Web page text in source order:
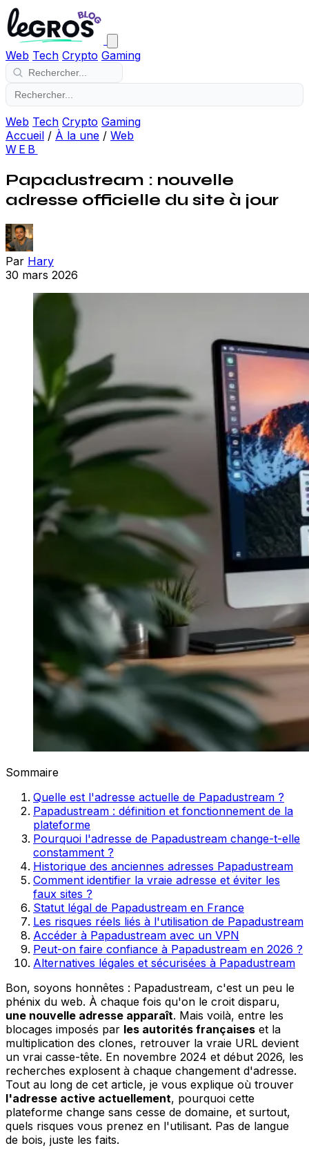
Web Tech Crypto Gaming
Web Tech Crypto Gaming
Accueil / À la une / Web
WEB
Papadustream : nouvelle
adresse officielle du site à jour
Par Hary
30 mars 2026
Sommaire
Quelle est l'adresse actuelle de Papadustream ?
Papadustream : définition et fonctionnement de la
plateforme
Pourquoi l'adresse de Papadustream change-t-elle
constamment ?
Historique des anciennes adresses Papadustream
Comment identifier la vraie adresse et éviter les
faux sites ?
Statut légal de Papadustream en France
Les risques réels liés à l'utilisation de Papadustream
Accéder à Papadustream avec un VPN
Peut-on faire confiance à Papadustream en 2026 ?
Alternatives légales et sécurisées à Papadustream
Bon, soyons honnêtes : Papadustream, c'est un peu le
phénix du web. À chaque fois qu'on le croit disparu,
une nouvelle adresse apparaît. Mais voilà, entre les
blocages imposés par les autorités françaises et la
multiplication des clones, retrouver la vraie URL devient
un vrai casse-tête. En novembre 2024 et début 2026, les
recherches explosent à chaque changement d'adresse.
Tout au long de cet article, je vous explique où trouver
l'adresse active actuellement, pourquoi cette
plateforme change sans cesse de domaine, et surtout,
quels risques vous prenez en l'utilisant. Pas de langue
de bois, juste les faits.